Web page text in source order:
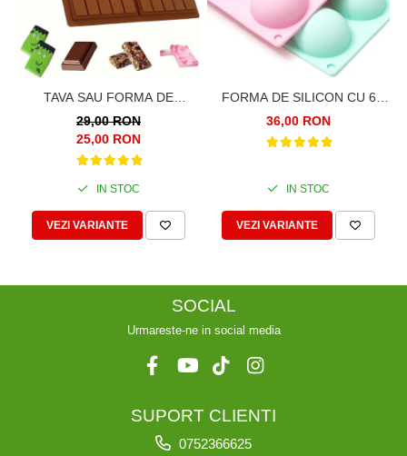
TAVA SAU FORMA DE
SILICON PENTRU CIOCOLATA
DUBAI, 6 BATOANE
INDIVIDUALE.
29,00 RON
25,00 RON
IN STOC
VEZI VARIANTE
FORMA DE SILICON CU 6
SEMISFERE, CAVITATI,
PENTRU PRAJITURI,
36,00 RON
IN STOC
VEZI VARIANTE
SOCIAL
Urmareste-ne in social media
SUPORT CLIENTI
0752366625